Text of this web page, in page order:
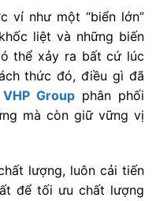
ví như một “biển lớn”
liệt và những biến
thể xảy ra bất cứ lúc
thức đó, điều gì đã
VHP Group phân phối
mà còn giữ vững vị
lượng, luôn cải tiến
để tối ưu chất lượng